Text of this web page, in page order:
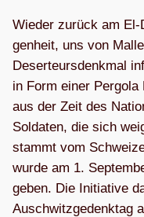
Wie­der zurück am
gen­heit, uns von
Deser­teurs­denk­mal
in Form einer
aus der Zeit des
Sol­da­ten, die sich
stammt vom
wurde am 1.
ge­ben. Die Initia­tive
Ausch­witz­ge­denk­tag